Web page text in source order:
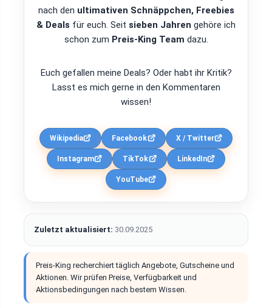
nach den ultimativen Schnäppchen, Freebies
& Deals für euch. Seit sieben Jahren gehöre ich
schon zum Preis-King Team dazu.
Euch gefallen meine Deals? Oder habt ihr Kritik?
Lasst es mich gerne in den Kommentaren
wissen!
Wikipedia Facebook X / Twitter
Instagram TikTok LinkedIn
YouTube
Zuletzt aktualisiert: 30.09.2025
Preis-King recherchiert täglich Angebote, Gutscheine und
Aktionen. Wir prüfen Preise, Verfügbarkeit und
Aktionsbedingungen nach bestem Wissen.